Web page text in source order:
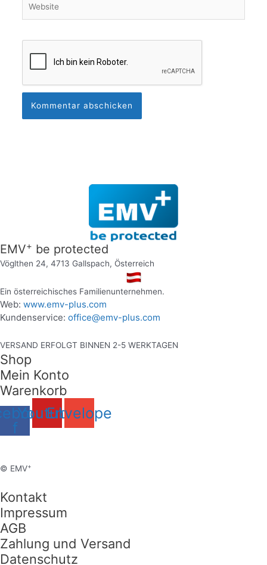
EMV+ be protected
Vöglthen 24, 4713 Gallspach, Österreich
Ein österreichisches Familienunternehmen.
Web: www.emv-plus.com
Kundenservice: office@emv-plus.com
VERSAND ERFOLGT BINNEN 2-5 WERKTAGEN
Shop
Mein Konto
Warenkorb
f
YoutubeEnvelope
© EMV+
Kontakt
Impressum
AGB
Zahlung und Versand
Datenschutz